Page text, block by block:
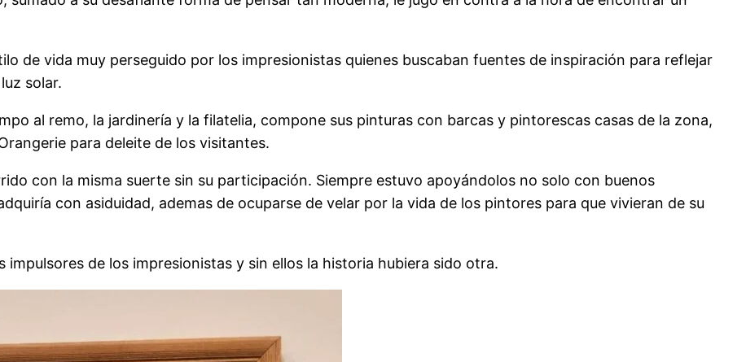
de vida muy perseguido por los impresionistas quienes buscaban fuentes de inspiración para reflejar
solar.
al remo, la jardinería y la filatelia, compone sus pinturas con barcas y pintorescas casas de la zona,
para deleite de los visitantes.
con la misma suerte sin su participación. Siempre estuvo apoyándolos no solo con buenos
con asiduidad, ademas de ocuparse de velar por la vida de los pintores para que vivieran de su
de los impresionistas y sin ellos la historia hubiera sido otra.